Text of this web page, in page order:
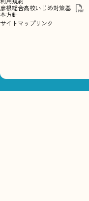
彦根総合高校いじめ対策基
本方針
サイトマップリンク